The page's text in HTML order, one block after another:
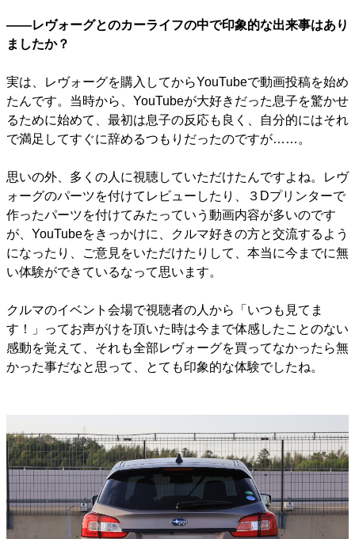
――レヴォーグとのカーライフの中で印象的な出来事はあり
ましたか？
実は、レヴォーグを購入してからYouTubeで動画投稿を始め
たんです。当時から、YouTubeが大好きだった息子を驚かせ
るために始めて、最初は息子の反応も良く、自分的にはそれ
で満足してすぐに辞めるつもりだったのですが……。
思いの外、多くの人に視聴していただけたんですよね。レヴ
ォーグのパーツを付けてレビューしたり、３Dプリンターで
作ったパーツを付けてみたっていう動画内容が多いのです
が、YouTubeをきっかけに、クルマ好きの方と交流するよう
になったり、ご意見をいただけたりして、本当に今までに無
い体験ができているなって思います。
クルマのイベント会場で視聴者の人から「いつも見てま
す！」ってお声がけを頂いた時は今まで体感したことのない
感動を覚えて、それも全部レヴォーグを買ってなかったら無
かった事だなと思って、とても印象的な体験でしたね。